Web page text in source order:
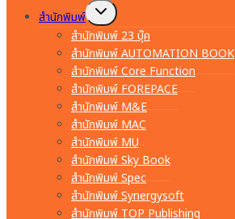
สำนักพิมพ์
Toggle
child
menu
สำนักพิมพ์ 23 บุ๊ค
สำนักพิมพ์ AUTOMATION BOOK
สำนักพิมพ์ Core Function
สำนักพิมพ์ FOREPACE
สำนักพิมพ์ M&E
สำนักพิมพ์ MAC
สำนักพิมพ์ MU
สำนักพิมพ์ Sky Book
สำนักพิมพ์ Spec
สำนักพิมพ์ Synergysoft
สำนักพิมพ์ TOP Publishing